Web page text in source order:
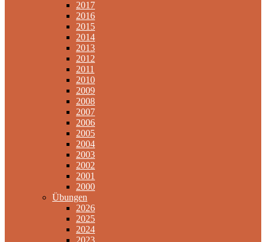
2017
2016
2015
2014
2013
2012
2011
2010
2009
2008
2007
2006
2005
2004
2003
2002
2001
2000
Übungen
2026
2025
2024
2023